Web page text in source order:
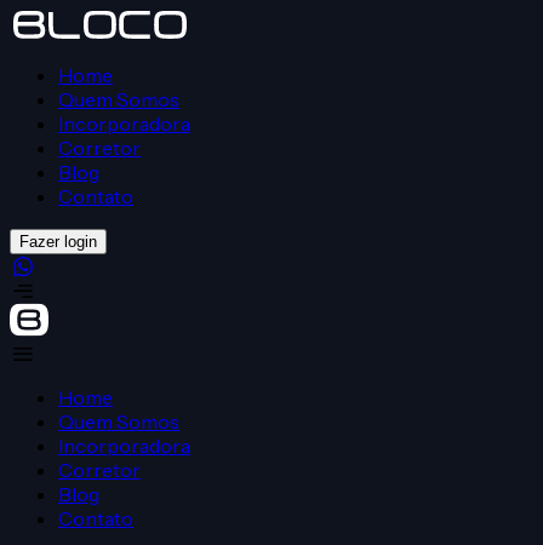
Home
Quem Somos
Incorporadora
Corretor
Blog
Contato
Fazer login
Home
Quem Somos
Incorporadora
Corretor
Blog
Contato